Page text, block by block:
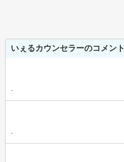
いぇるカウンセラーのコメント
-
-